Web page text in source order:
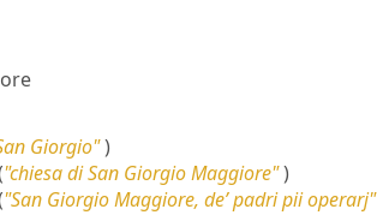
Giorgio")
"chiesa di San Giorgio Maggiore")
"San Giorgio Maggiore, de’ padri pii operarj"